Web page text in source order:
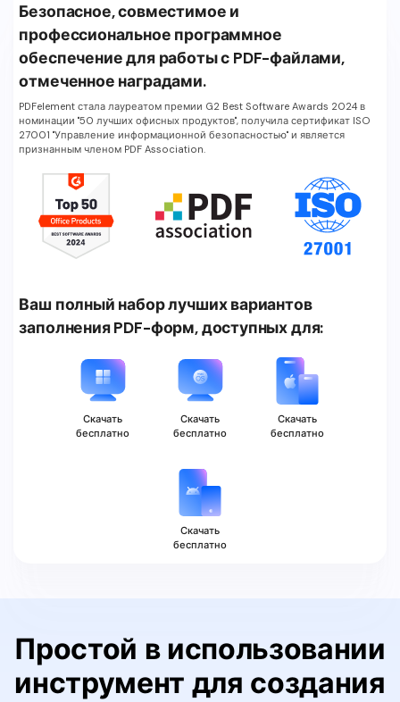
Безопасное, совместимое и
профессиональное программное
обеспечение для работы с PDF-файлами,
отмеченное наградами.
PDFelement стала лауреатом премии G2 Best Software Awards 2024 в
номинации "50 лучших офисных продуктов", получила сертификат ISO
27001 "Управление информационной безопасностью" и является
признанным членом PDF Association.
Ваш полный набор лучших вариантов
заполнения PDF-форм, доступных для:
Скачать
бесплатно
Скачать
бесплатно
Скачать
бесплатно
Скачать
бесплатно
Простой в использовании
инструмент для создания